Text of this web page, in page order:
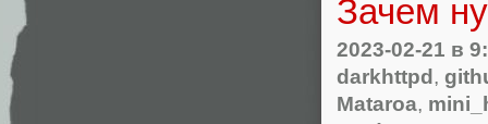
Зачем
2023-02-21 в
darkhttpd,
Mataroa,